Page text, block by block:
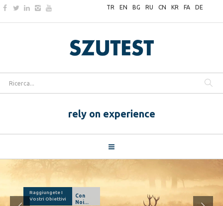
TR EN BG RU CN KR FA DE
rely on experience
Con
Noi...
Raggiungete I
Vostri Obiettivi